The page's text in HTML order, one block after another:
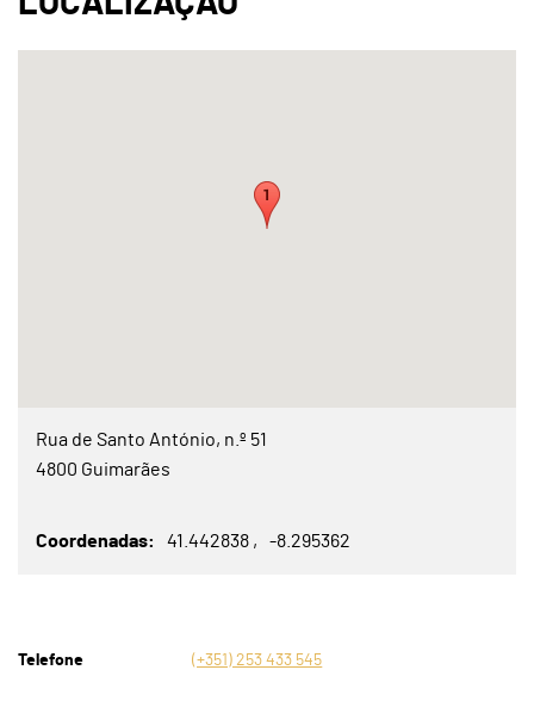
Rua de Santo António, n.º 51
4800 Guimarães
Coordenadas 41.442838 -8.295362
Telefone (+351) 253 433 545